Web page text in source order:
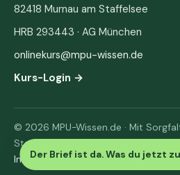
Der Brief ist da. Was du jetzt
82418 Murnau am Staffelsee
HRB 293443 · AG München
onlinekurs@mpu-wissen.de
Kurs-Login →
© 2026 MPU-Wissen.de · Mit
Staffelsee
Impressum· Datenschutz & AGB